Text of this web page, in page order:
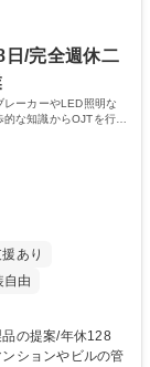
検・管理
がいも大きいた
www.esco-co.jp/cu
日/完全週休二
レーカーやLED照明な
な知識からOJTを行う
あり
自由